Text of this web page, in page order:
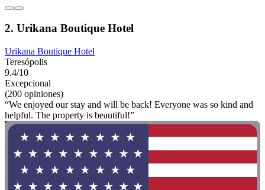
2. Urikana Boutique Hotel
Urikana Boutique Hotel
Teresópolis
9.4/10
Excepcional
(200 opiniones)
“We enjoyed our stay and will be back! Everyone was so kind and
helpful. The property is beautiful!”